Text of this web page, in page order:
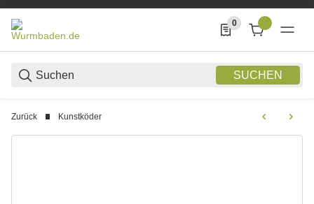
SUCHEN
0
0 Produkte in der
Zurück Kunstköder